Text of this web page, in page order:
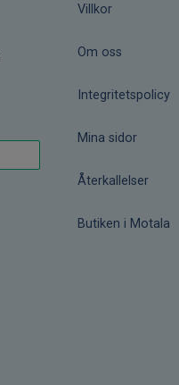
Villkor
Om oss
Integritetspolicy
Mina sidor
Återkallelser
Butiken i Motala